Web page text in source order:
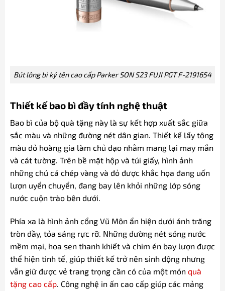
Bút lông bi ký tên cao cấp Parker SON S23 FUJI PGT F-2191654
Thiết kế bao bì đầy tính nghệ thuật
Bao bì của bộ quà tặng này là sự kết hợp xuất sắc giữa
sắc màu và những đường nét dân gian. Thiết kế lấy tông
màu đỏ hoàng gia làm chủ đạo nhằm mang lại may mắn
và cát tường. Trên bề mặt hộp và túi giấy, hình ảnh
những chú cá chép vàng và đỏ được khắc họa đang uốn
lượn uyển chuyển, đang bay lên khỏi những lớp sóng
nước cuộn trào bên dưới.
Phía xa là hình ảnh cổng Vũ Môn ẩn hiện dưới ánh trăng
tròn đầy, tỏa sáng rực rỡ. Những đường nét sóng nước
mềm mại, hoa sen thanh khiết và chim én bay lượn được
thể hiện tinh tế, giúp thiết kế trở nên sinh động nhưng
vẫn giữ được vẻ trang trọng cần có của một món quà
tặng cao cấp. Công nghệ in ấn cao cấp giúp các mảng